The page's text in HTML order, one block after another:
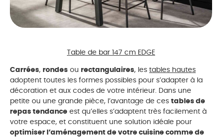
Table de bar 147 cm EDGE
Carrées, rondes ou rectangulaires, les tables hautes
adoptent toutes les formes possibles pour s’adapter à la
décoration et aux codes de votre intérieur. Dans une
petite ou une grande pièce, l’avantage de ces tables de
repas tendance est qu’elles s’adaptent très facilement à
votre espace, et constituent une solution idéale pour
optimiser l’aménagement de votre cuisine comme de